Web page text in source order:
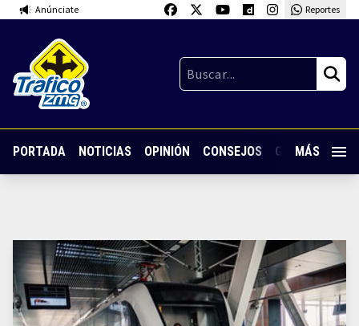
Anúnciate Reportes
PORTADA NOTICIAS OPINIÓN CONSEJOS GUARDIA
MÁS